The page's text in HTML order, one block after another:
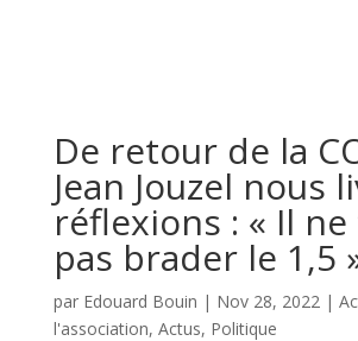
De retour de la
Jean Jouzel nous
réflexions : « Il
pas brader le 1,5
par Edouard Bouin | Nov 28, 2022|
l'association, Actus, Politique